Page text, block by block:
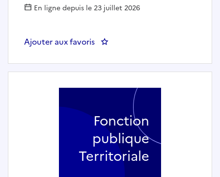
En ligne depuis le 23 juillet 2026
Ajouter aux favoris : Agent propreté (h/f) - Mairie
Fonction
publique
Territoriale